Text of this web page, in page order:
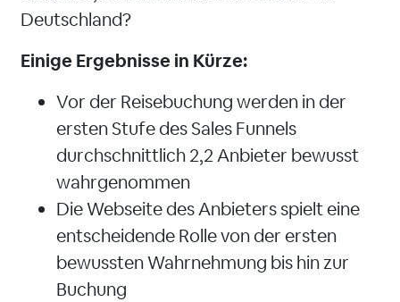
Deutschland?
Einige Ergebnisse in Kürze:
Vor der Reisebuchung werden in der
ersten Stufe des Sales Funnels
durchschnittlich 2,2 Anbieter bewusst
wahrgenommen
Die Webseite des Anbieters spielt eine
entscheidende Rolle von der ersten
bewussten Wahrnehmung bis hin zur
Buchung